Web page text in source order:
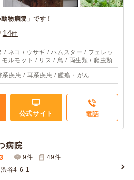
物病院」です！
14件
/ ネコ / ウサギ / ハムスター / フェレッ
モルモット / リス / 鳥 / 両生類 / 爬虫類
系疾患 / 耳系疾患 / 腫瘍・がん
公式サイト 電話
病院
9件 49件
谷4-6-1